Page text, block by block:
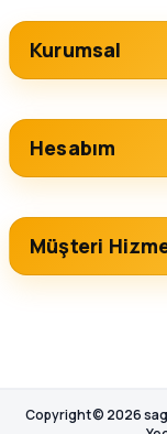
Kurumsal
Hesabım
Müşteri
Copyright © 2026